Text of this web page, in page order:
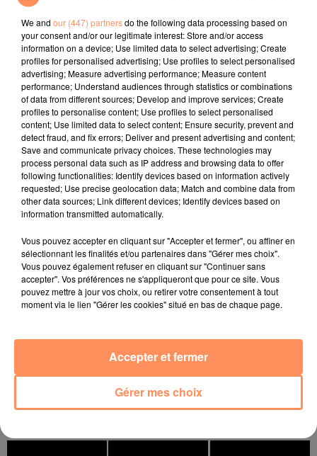
Gone Gone Gone
l'horoscope
Bélier Taureau Gémeaux
Vierge
We and our (447) partnersdo the following data processing based on
your consent and/or our legitimate interest: Store and/or access
information on a device; Use limited data to select advertising; Create
profiles for personalised advertising; Use profiles to select personalised
advertising; Measure advertising performance; Measure content
performance; Understand audiences through statistics or combinations
of data from different sources; Develop and improve services; Create
profiles to personalise content; Use profiles to select personalised
content; Use limited data to select content; Ensure security, prevent and
detect fraud, and fix errors; Deliver and present advertising and content;
Save and communicate privacy choices. These technologies may
process personal data such as IP address and browsing data to offer
following functionalities: Identify devices based on information actively
requested; Use precise geolocation data; Match and combine data from
other data sources; Link different devices; Identify devices based on
information transmitted automatically.
Vous pouvez accepter en cliquant sur "Accepter et fermer", ou affiner en
sélectionnant les finalités et/ou partenaires dans "Gérer mes choix".
Vous pouvez également refuser en cliquant sur "Continuer sans
accepter". Vos préférences ne s'appliqueront que pour ce site. Vous
pouvez mettre à jour vos choix, ou retirer votre consentement à tout
moment via le lien "Gérer les cookies" situé en bas de chaque page.
Gérer mes choix
Accepter et fermer